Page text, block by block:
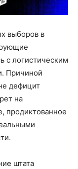
выборов в
с логистическим
Причиной
дефицит
на
продиктованное
штата